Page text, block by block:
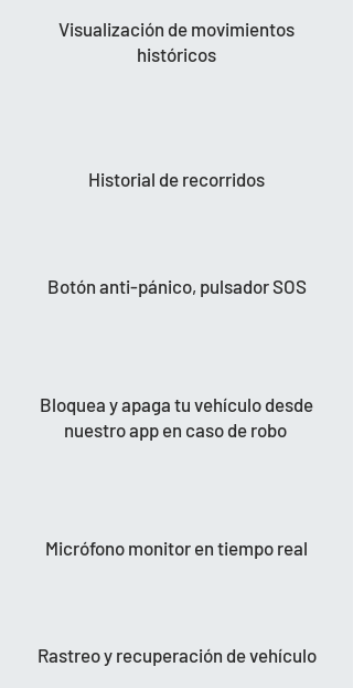
Visualización de movimientos
históricos
Historial de recorridos
Botón anti-pánico, pulsador SOS
Bloquea y apaga tu vehículo desde
nuestro app en caso de robo
Micrófono monitor en tiempo real
Rastreo y recuperación de vehículo